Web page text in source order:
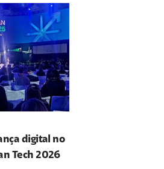
digital no
Tech 2026